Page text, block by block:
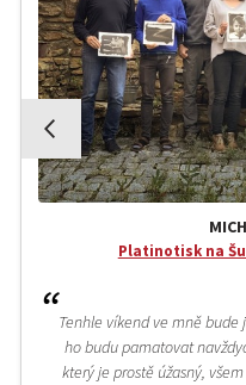
Platinotisk na
Tenhle víkend ve mně bude
ho budu pamatovat
který je prostě úžasný,